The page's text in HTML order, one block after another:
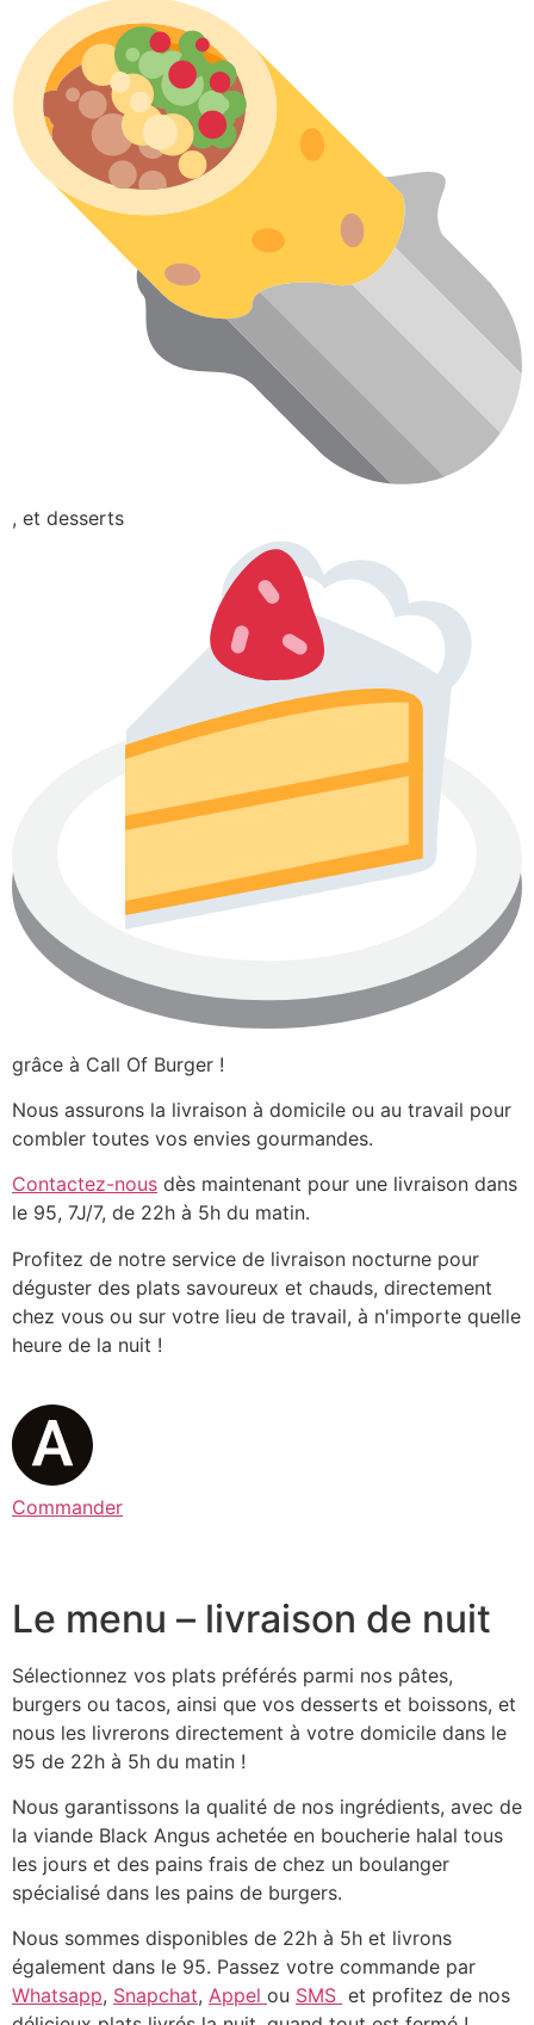
, et desserts
grâce à Call Of Burger !
Nous assurons la livraison à domicile ou au travail pour
combler toutes vos envies gourmandes.
Contactez-nous dès maintenant pour une livraison dans
le 95, 7J/7, de 22h à 5h du matin.
Profitez de notre service de livraison nocturne pour
déguster des plats savoureux et chauds, directement
chez vous ou sur votre lieu de travail, à n'importe quelle
heure de la nuit !
Commander
Le menu – livraison de nuit
Sélectionnez vos plats préférés parmi nos pâtes,
burgers ou tacos, ainsi que vos desserts et boissons, et
nous les livrerons directement à votre domicile dans le
95 de 22h à 5h du matin !
Nous garantissons la qualité de nos ingrédients, avec de
la viande Black Angus achetée en boucherie halal tous
les jours et des pains frais de chez un boulanger
spécialisé dans les pains de burgers.
Nous sommes disponibles de 22h à 5h et livrons
également dans le 95. Passez votre commande par
Whatsapp, Snapchat, Appel ou SMS et profitez de nos